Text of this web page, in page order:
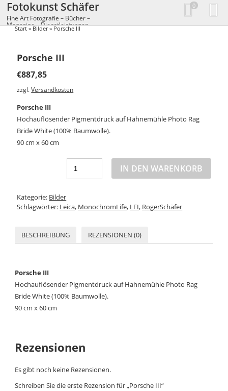
Fotokunst Schäfer
Fine Art Fotografie – Bücher –
Magazine – Dienstleistungen
0
Start»Bilder» Porsche III
Porsche III
€887,85
zzgl.Versandkosten
Porsche III
Hochauflösender Pigmentdruck auf Hahnemühle Photo Rag
Bride White (100% Baumwolle).
90 cm x 60 cm
IN DEN WARENKORB
Kategorie: Bilder
Schlagwörter: Leica, MonochromLife, LFI, RogerSchäfer
BESCHREIBUNG REZENSIONEN (0)
Porsche III
Hochauflösender Pigmentdruck auf Hahnemühle Photo Rag
Bride White (100% Baumwolle).
90 cm x 60 cm
Rezensionen
Es gibt noch keine Rezensionen.
Schreiben Sie die erste Rezension für „Porsche III“